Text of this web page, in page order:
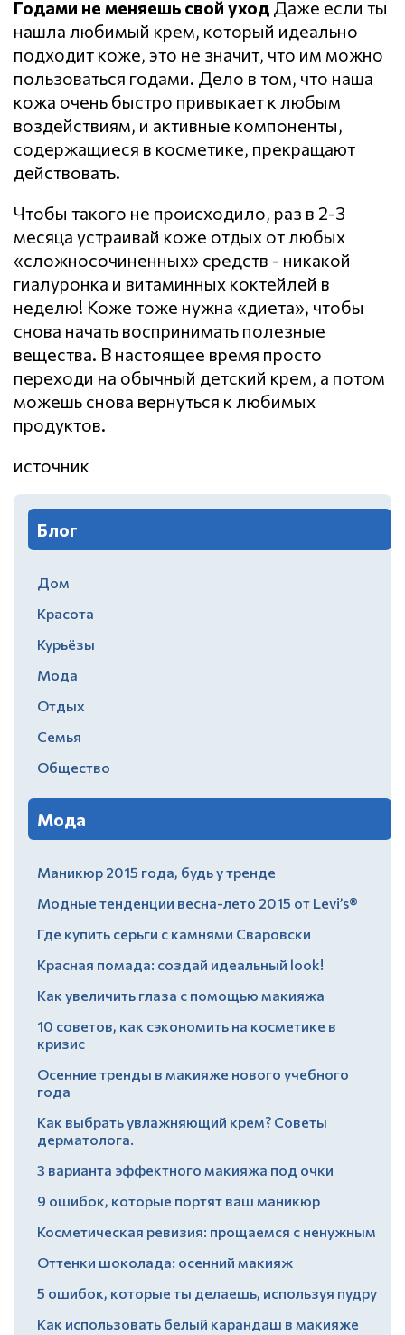
Годами не меняешь свой уход Даже если ты
нашла любимый крем, который идеально
подходит коже, это не значит, что им можно
пользоваться годами. Дело в том, что наша
кожа очень быстро привыкает к любым
воздействиям, и активные компоненты,
содержащиеся в косметике, прекращают
действовать.
Чтобы такого не происходило, раз в 2-3
месяца устраивай коже отдых от любых
«сложносочиненных» средств - никакой
гиалуронка и витаминных коктейлей в
неделю! Коже тоже нужна «диета», чтобы
снова начать воспринимать полезные
вещества. В настоящее время просто
переходи на обычный детский крем, а потом
можешь снова вернуться к любимых
продуктов.
источник
Блог
Дом
Красота
Курьёзы
Мода
Отдых
Семья
Общество
Мода
Маникюр 2015 года, будь у тренде
Модные тенденции весна-лето 2015 от Levi’s®
Где купить серьги с камнями Сваровски
Красная помада: создай идеальный look!
Как увеличить глаза с помощью макияжа
10 советов, как сэкономить на косметике в
кризис
Осенние тренды в макияже нового учебного
года
Как выбрать увлажняющий крем? Советы
дерматолога.
3 варианта эффектного макияжа под очки
9 ошибок, которые портят ваш маникюр
Косметическая ревизия: прощаемся с ненужным
Оттенки шоколада: осенний макияж
5 ошибок, которые ты делаешь, используя пудру
Как использовать белый карандаш в макияже